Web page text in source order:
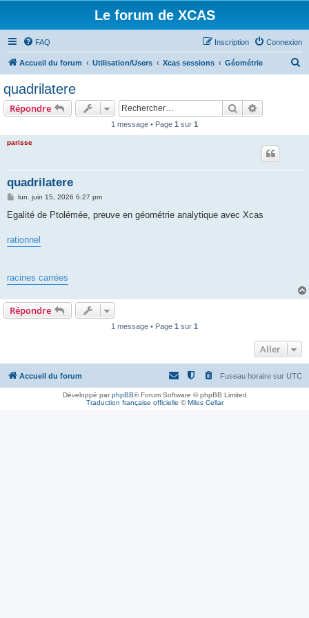
Le forum de XCAS
FAQ Connexion
Inscription
Accueil du forum Utilisation/Users Xcas sessions Géométrie
quadrilatere
Répondre Rechercher
1 message • Page 1 sur 1
parisse
quadrilatere
M
s
s
g
e
lun. juin 15, 2026 6:27 pm
Egalité de Ptolémée, preuve en géométrie analytique avec Xcas
rationnel
racines carrées
Répondre
1 message • Page 1 sur 1
Aller
Accueil du forum Fuseau horaire sur UTC
Développé parphpBB® Forum Software © phpBB Limited
Traduction française officielle ©Miles Cellar